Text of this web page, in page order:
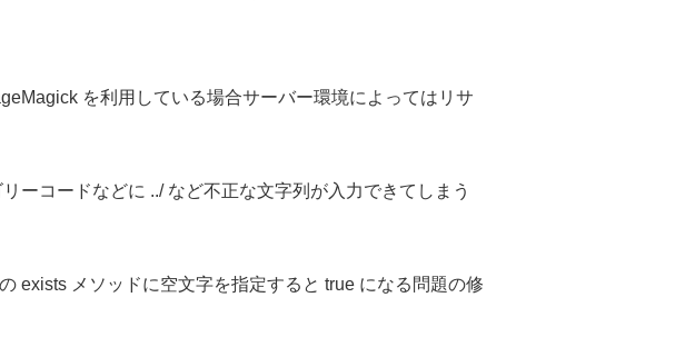
を利用している場合サーバー環境によってはリサ
ーコードなどに ../ など不正な文字列が入力できてしまう
exists メソッドに空文字を指定すると true になる問題の修